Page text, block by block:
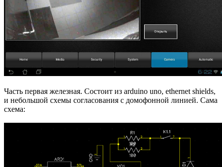
Часть первая железная. Состоит из arduino uno, ethernet shields,
и небольшой схемы согласования с домофонной линией. Сама
схема: